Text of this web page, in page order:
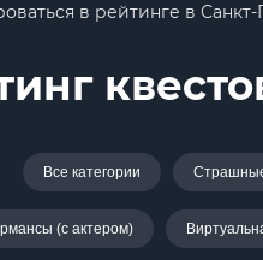
в рейтинге в
Все категории
(с актером)